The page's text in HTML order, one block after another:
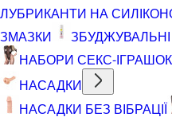
ЛУБРИКАНТИ НА
ЗМАЗКИ
НАБОРИ СЕКС-ІГРАШОК
НАСАДКИ
НАСАДКИ БЕЗ ВІБРАЦІЇ